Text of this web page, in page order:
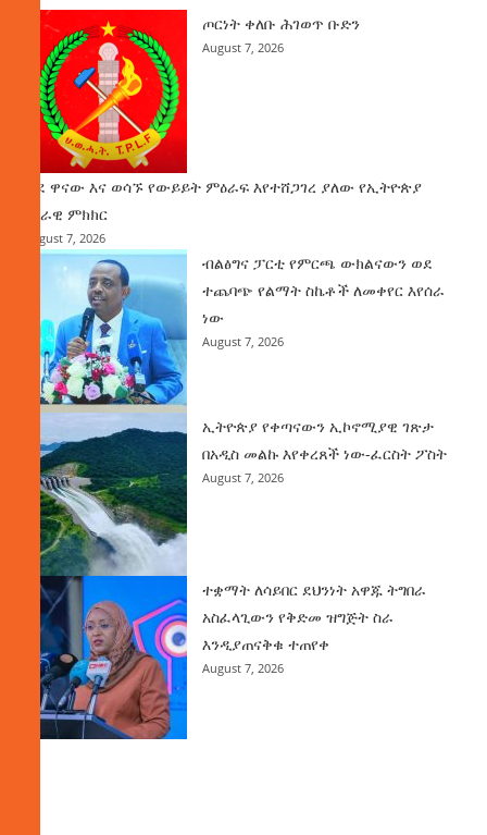
ጦርነት ቀለቡ ሕገወጥ ቡድን
August 7, 2026
ወደ ዋናው እና ወሳኙ የውይይት ምዕራፍ እየተሸጋገረ ያለው የኢትዮጵያ
ሀገራዊ ምክክር
August 7, 2026
ብልፅግና ፓርቲ የምርጫ ውክልናውን ወደ
ተጨባጭ የልማት ስኬቶች ለመቀየር እየሰራ
ነው
August 7, 2026
ኢትዮጵያ የቀጣናውን ኢኮኖሚያዊ ገጽታ
በአዲስ መልኩ እየቀረጸች ነው-ፈርስት ፖስት
August 7, 2026
ተቋማት ለሳይበር ደህንነት አዋጁ ትግበራ
አስፈላጊውን የቅድመ ዝግጅት ስራ
እንዲያጠናቅቁ ተጠየቀ
August 7, 2026